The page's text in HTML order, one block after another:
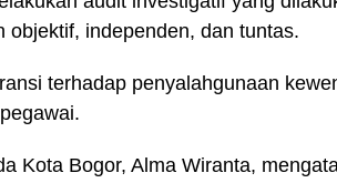
independen, dan tuntas.
terhadap penyalahgunaan
Kota Bogor, Alma Wiranta,